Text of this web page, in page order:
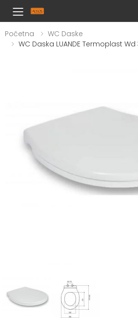
Toggle mobile
Početna
WC Daske
WC Daska LUANDE Termoplast Wd